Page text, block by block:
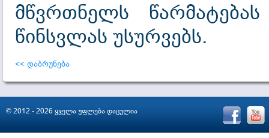
მწვრთნელს
წინსვლას უსურვებს.
<< დაბრუნება
© 2012 - 2026 ყველა უფლება დაცულია